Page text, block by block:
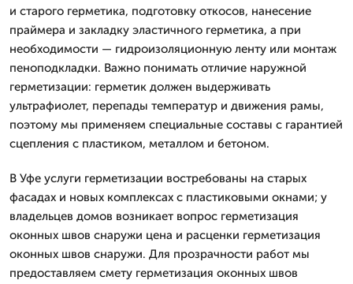
и старого герметика, подготовку откосов, нанесение
праймера и закладку эластичного герметика, а при
необходимости — гидроизоляционную ленту или монтаж
пеноподкладки. Важно понимать отличие наружной
герметизации: герметик должен выдерживать
ультрафиолет, перепады температур и движения рамы,
поэтому мы применяем специальные составы с гарантией
сцепления с пластиком, металлом и бетоном.
В Уфе услуги герметизации востребованы на старых
фасадах и новых комплексах с пластиковыми окнами; у
владельцев домов возникает вопрос герметизация
оконных швов снаружи цена и расценки герметизация
оконных швов снаружи. Для прозрачности работ мы
предоставляем смету герметизация оконных швов